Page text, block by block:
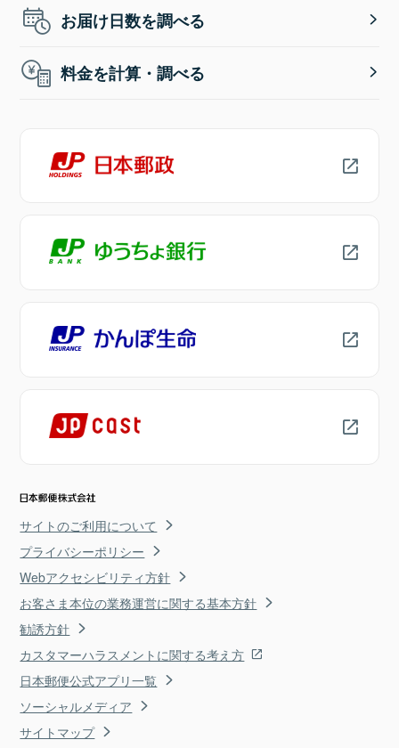
お届け日数を調べる
料金を計算・調べる
サイトのご利用について
プライバシーポリシー
Webアクセシビリティ方針
お客さま本位の業務運営に関する基本方針
勧誘方針
カスタマーハラスメントに関する考え方
日本郵便公式アプリ一覧
ソーシャルメディア
サイトマップ